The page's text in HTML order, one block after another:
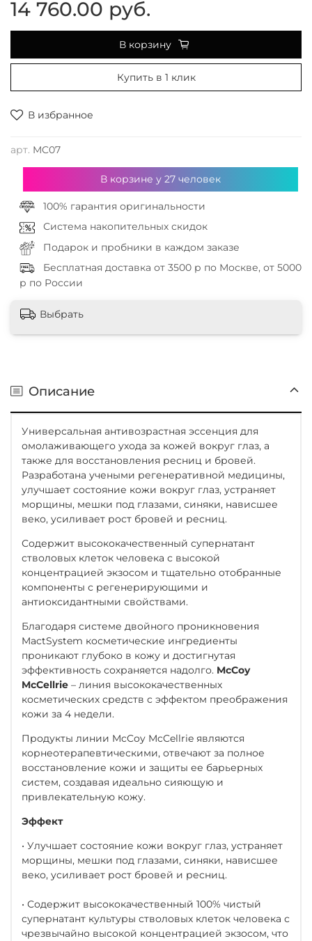
В избранное
арт. MC07
14 760.00 руб.
В корзину
Купить в 1 клик
В корзине у 27человек
100% гарантия оригинальности
Система накопительных скидок
Подарок и пробники в каждом заказе
Бесплатная доставка от 3500 р по Москве, от 5000
р по России
Выбрать
Описание
Универсальная антивозрастная эссенция для
омолаживающего ухода за кожей вокруг глаз, а
также для восстановления ресниц и бровей.
Разработана учеными регенеративной медицины,
улучшает состояние кожи вокруг глаз, устраняет
морщины, мешки под глазами, синяки, нависшее
веко, усиливает рост бровей и ресниц.
Содержит высококачественный супернатант
стволовых клеток человека с высокой
концентрацией экзосом и тщательно отобранные
компоненты с регенерирующими и
антиоксидантными свойствами.
Благодаря системе двойного проникновения
MactSystem косметические ингредиенты
проникают глубоко в кожу и достигнутая
эффективность сохраняется надолго. McCoy
McCellrie – линия высококачественных
косметических средств с эффектом преображения
кожи за 4 недели.
Продукты линии McCoy McCellrie являются
корнеотерапевтическими, отвечают за полное
восстановление кожи и защиты ее барьерных
систем, создавая идеально сияющую и
привлекательную кожу.
Эффект
• Улучшает состояние кожи вокруг глаз, устраняет
морщины, мешки под глазами, синяки, нависшее
веко, усиливает рост бровей и ресниц.
• Содержит высококачественный 100% чистый
супернатант культуры стволовых клеток человека с
чрезвычайно высокой концентрацией экзосом, что